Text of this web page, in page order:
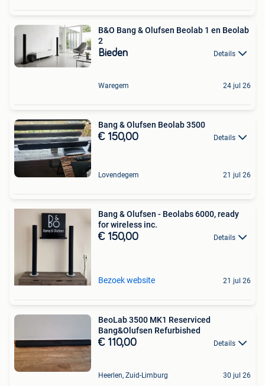
B&O Bang & Olufsen Beolab 1 en Beolab
2
Bieden Details
Waregem 24 jul 26
Bang & Olufsen Beolab 3500
€ 150,00 Details
Lovendegem 21 jul 26
Bang & Olufsen - Beolabs 6000, ready
for wireless inc.
€ 150,00 Details
Bezoek website 21 jul 26
BeoLab 3500 MK1 Reserviced
Bang&Olufsen Refurbished
€ 110,00 Details
Heerlen, Zuid-Limburg 30 jul 26